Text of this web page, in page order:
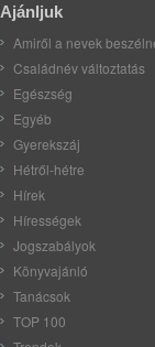
Ajánljuk
Amiről a nevek
Családnév változtatás
Egészség
Egyéb
Gyerekszáj
Hétről-hétre
Hírek
Hírességek
Jogszabályok
Könyvajánló
Tanácsok
TOP 100